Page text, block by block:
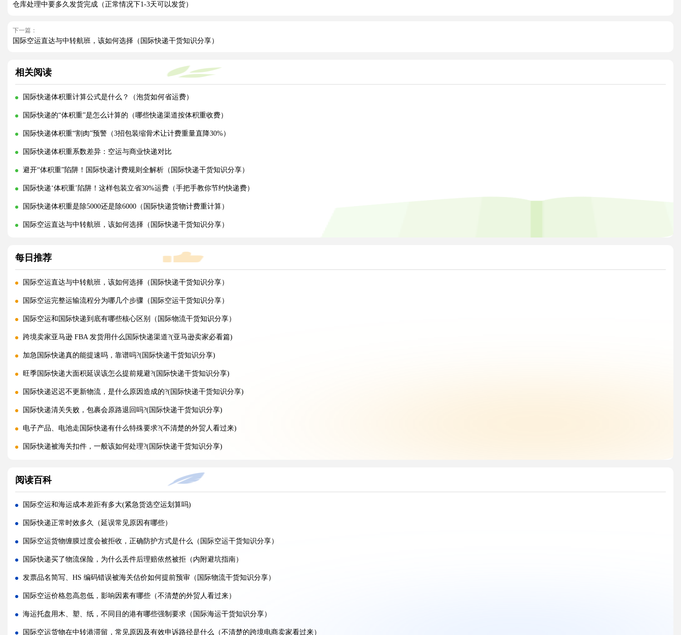
仓库处理中要多久发货完成（正常情况下1-3天可以发货）
下一篇：
国际空运直达与中转航班，该如何选择（国际快递干货知识分享）
相关阅读
国际快递体积重计算公式是什么？（泡货如何省运费）
国际快递的“体积重”是怎么计算的（哪些快递渠道按体积重收费）
国际快递体积重“割肉”预警（3招包装缩骨术让计费重量直降30%）
国际快递体积重系数差异：空运与商业快递对比
避开“体积重”陷阱！国际快递计费规则全解析（国际快递干货知识分享）
国际快递‘体积重’陷阱！这样包装立省30%运费（手把手教你节约快递费）
国际快递体积重是除5000还是除6000（国际快递货物计费重计算）
国际空运直达与中转航班，该如何选择（国际快递干货知识分享）
每日推荐
国际空运直达与中转航班，该如何选择（国际快递干货知识分享）
国际空运完整运输流程分为哪几个步骤（国际空运干货知识分享）
国际空运和国际快递到底有哪些核心区别（国际物流干货知识分享）
跨境卖家亚马逊 FBA 发货用什么国际快递渠道?(亚马逊卖家必看篇)
加急国际快递真的能提速吗，靠谱吗?(国际快递干货知识分享)
旺季国际快递大面积延误该怎么提前规避?(国际快递干货知识分享)
国际快递迟迟不更新物流，是什么原因造成的?(国际快递干货知识分享)
国际快递清关失败，包裹会原路退回吗?(国际快递干货知识分享)
电子产品、电池走国际快递有什么特殊要求?(不清楚的外贸人看过来)
国际快递被海关扣件，一般该如何处理?(国际快递干货知识分享)
不同国家国际快递报价差距为什么这么大?(国际快递干货知识分享)
国际快递运费是怎么计算的，体积重怎么核算?(国际快递干货知识分享)
国际快递可以寄哪些国家，偏远地区能派送吗（国际快递干货知识分享）
什么是国际快递，和国际物流有什么区别（国际快递干货知识分享）
亚马逊 FBA 空运头程，选空派还是纯空运更合适?(国际空运干货知识分享)
实木包装走国际空运，一定要做熏蒸吗?(国际空运干货知识分享)
空运货物被扣，最快多久可以完成清关放行?(国际空运干货知识分享)
国际空运税费由谁承担，到门和到港费用差别在哪?(不清楚的外贸人看过来)
多家货代空运报价差异大，该如何辨别虚高报价?(国际空运干货知识分享)
阅读百科
国际空运和海运成本差距有多大(紧急货选空运划算吗)
国际快递正常时效多久（延误常见原因有哪些）
国际空运货物缠膜过度会被拒收，正确防护方式是什么（国际空运干货知识分享）
国际快递买了物流保险，为什么丢件后理赔依然被拒（内附避坑指南）
发票品名简写、HS 编码错误被海关估价如何提前预审（国际物流干货知识分享）
国际空运价格忽高忽低，影响因素有哪些（不清楚的外贸人看过来）
海运托盘用木、塑、纸，不同目的港有哪些强制要求（国际海运干货知识分享）
国际空运货物在中转港滞留，常见原因及有效申诉路径是什么（不清楚的跨境电商卖家看过来）